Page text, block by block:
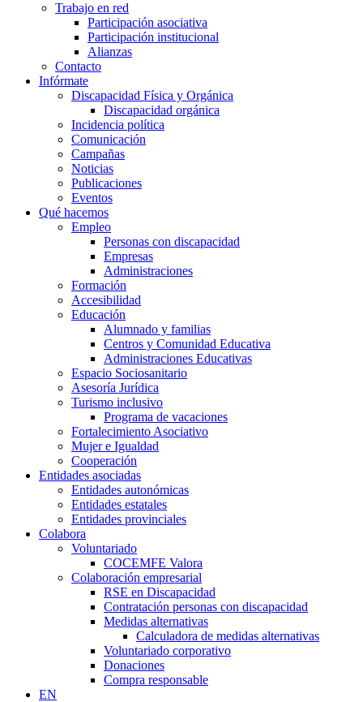
Trabajo en red
Participación asociativa
Participación institucional
Alianzas
Contacto
Infórmate
Discapacidad Física y Orgánica
Discapacidad orgánica
Incidencia política
Comunicación
Campañas
Noticias
Publicaciones
Eventos
Qué hacemos
Empleo
Personas con discapacidad
Empresas
Administraciones
Formación
Accesibilidad
Educación
Alumnado y familias
Centros y Comunidad Educativa
Administraciones Educativas
Espacio Sociosanitario
Asesoría Jurídica
Turismo inclusivo
Programa de vacaciones
Fortalecimiento Asociativo
Mujer e Igualdad
Cooperación
Entidades asociadas
Entidades autonómicas
Entidades estatales
Entidades provinciales
Colabora
Voluntariado
COCEMFE Valora
Colaboración empresarial
RSE en Discapacidad
Contratación personas con discapacidad
Medidas alternativas
Calculadora de medidas alternativas
Voluntariado corporativo
Donaciones
Compra responsable
EN